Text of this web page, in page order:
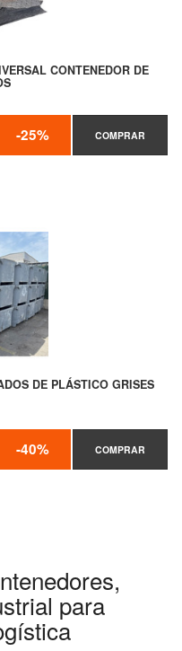
CONTENEDOR DE
-25% COMPRAR
DE PLÁSTICO GRISES
-40% COMPRAR
para